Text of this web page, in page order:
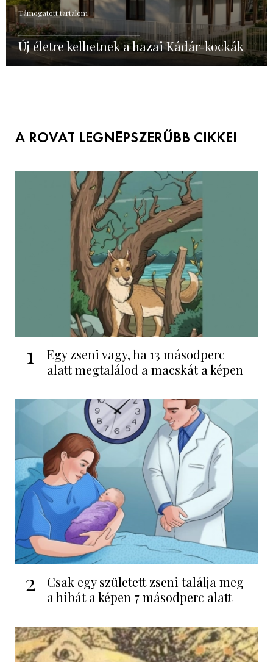
Támogatott tartalom
Új életre kelhetnek a hazai Kádár-kockák
A ROVAT LEGNÉPSZERŰBB CIKKEI
1
Egy zseni vagy, ha 13 másodperc
alatt megtalálod a macskát a képen
2
Csak egy született zseni találja meg
a hibát a képen 7 másodperc alatt